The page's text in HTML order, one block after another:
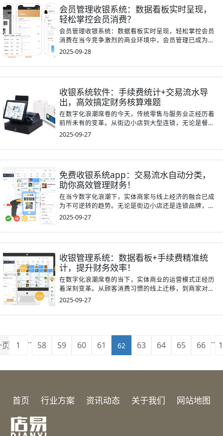
会员管理收银系统：数据看板实时呈现，
轻松掌控会员消费？
会员管理收银系统：数据看板实时呈现，轻松掌控会员
消费在当今竞争激烈的商业环境中，会员管理已成为
企...
2025-09-28
收银系统软件：手续费统计+交易流水导
出，高效搞定财务核算难题
在数字化浪潮席卷的今天，传统零售与服务业正经历着
前所未有的变革。从街边小店到大型连锁，无论是餐
饮...
2025-09-27
免费收银系统app：交易流水自动分类，
助你高效管理财务！
在当今数字化浪潮下，实体商家与线上经济的融合已成
为不可逆转的趋势。无论是街边小店还是连锁品牌，
如...
2025-09-27
收银管理系统：数据看板+手续费精准统
计，提升财务效率！
在数字化浪潮席卷的当下，实体商业的运营模式正经历
着深刻变革。从顾客消费习惯的线上迁移，到商家对
精...
2025-09-27
1 .. 58 59 60 61 62 63 64 65 66 ..
首页 行业方案 资讯动态 关于我们 网站地图